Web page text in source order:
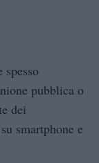
pubblica o
dei
smartphone e